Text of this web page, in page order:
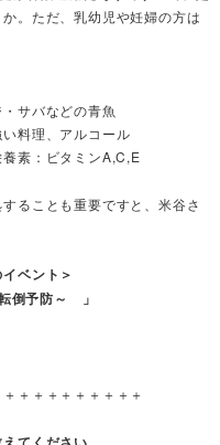
。ただ、乳幼児や妊婦の方は
サバなどの青魚
料理、アルコール
素：ビタミンA,C,E
ることも重要ですと、米谷さ
ベント＞
倒予防～ 」
＋＋＋＋＋＋＋＋＋